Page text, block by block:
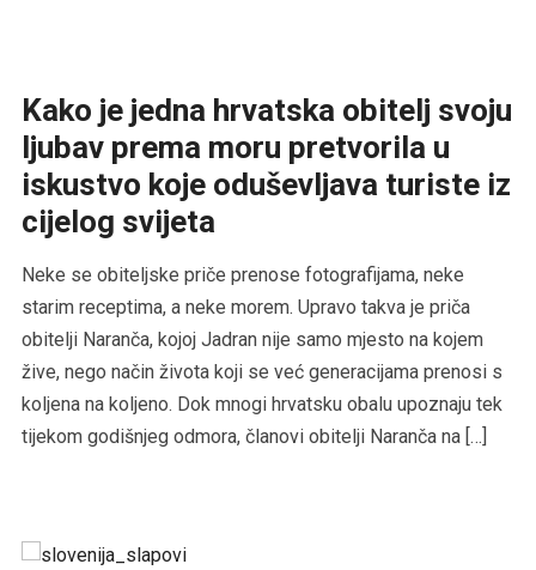
Kako je jedna hrvatska obitelj svoju
ljubav prema moru pretvorila u
iskustvo koje oduševljava turiste iz
cijelog svijeta
Neke se obiteljske priče prenose fotografijama, neke
starim receptima, a neke morem. Upravo takva je priča
obitelji Naranča, kojoj Jadran nije samo mjesto na kojem
žive, nego način života koji se već generacijama prenosi s
koljena na koljeno. Dok mnogi hrvatsku obalu upoznaju tek
tijekom godišnjeg odmora, članovi obitelji Naranča na […]